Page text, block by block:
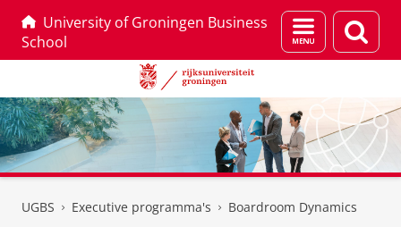
University of Groningen Business
School
Menu
en
UGBS Executive programma's Boardroom Dynamics